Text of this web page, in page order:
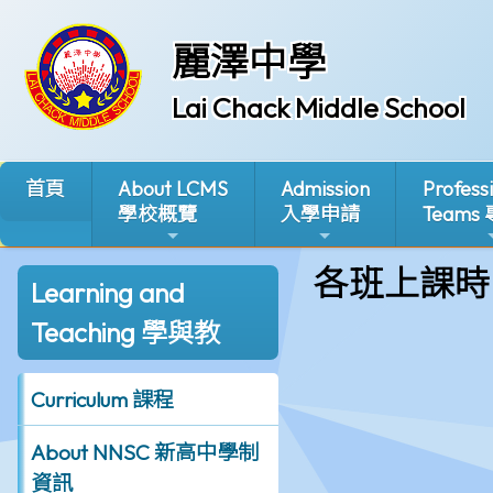
麗澤中學
Lai Chack Middle School
首頁
About LCMS
學校概覽
Admission
入學申請
Teams
Learning and
Teaching 學與教
Curriculum 課程
About NNSC 新高中學制
資訊
各班上課